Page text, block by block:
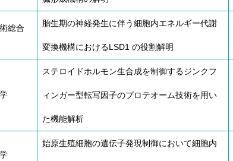
総合
胎生期の神経発生に伴う細胞内エネルギー代謝
変換機構におけるLSD1 の役割解明
ステロイドホルモン生合成を制御するジンクフ
ィンガー型転写因子のプロテオーム技術を用い
た機能解析
始原生殖細胞の遺伝子発現制御において細胞内